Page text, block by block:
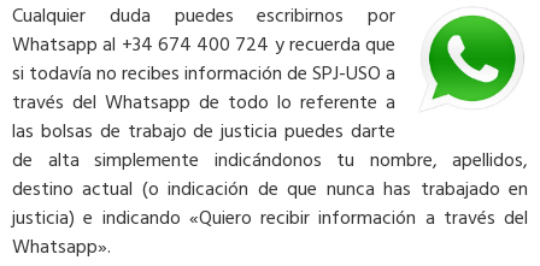
Cualquier duda puedes escribirnos por
Whatsapp al +34 674 400 724 y recuerda que
si todavía no recibes información de SPJ-USO a
través del Whatsapp de todo lo referente a
las bolsas de trabajo de justicia puedes darte
de alta simplemente indicándonos tu nombre, apellidos,
destino actual (o indicación de que nunca has trabajado en
justicia) e indicando «Quiero recibir información a través del
Whatsapp».